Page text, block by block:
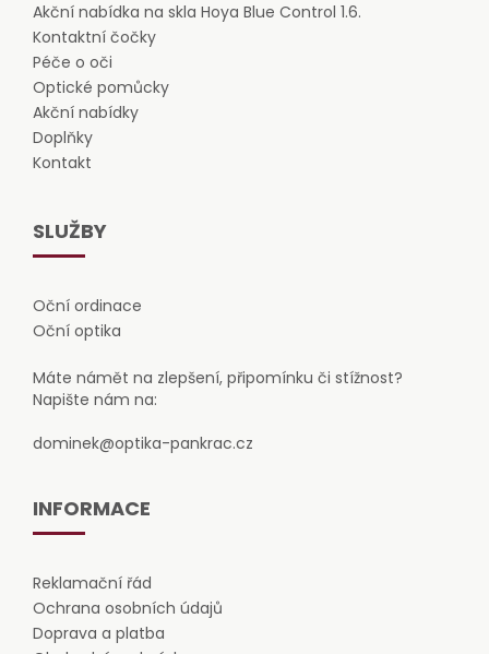
Akční nabídka na skla Hoya Blue Control 1.6.
Kontaktní čočky
Péče o oči
Optické pomůcky
Akční nabídky
Doplňky
Kontakt
SLUŽBY
Oční ordinace
Oční optika
Máte námět na zlepšení, připomínku či stížnost?
Napište nám na:
dominek@optika-pankrac.cz
INFORMACE
Reklamační řád
Ochrana osobních údajů
Doprava a platba